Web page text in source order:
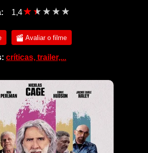
1,4
Avaliar o filme
críticas, trailer,...